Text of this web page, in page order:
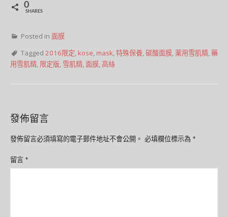
0
SHARES
Posted in 面膜
Tagged 2016限定, kose, mask,特殊保養,碳酸面膜,薬用雪肌精,藥
用雪肌精, 限定版, 雪肌精,面膜,高絲
發佈留言
發佈留言必須填寫的電子郵件地址不會公開。 必填欄位標示為 *
留言 *